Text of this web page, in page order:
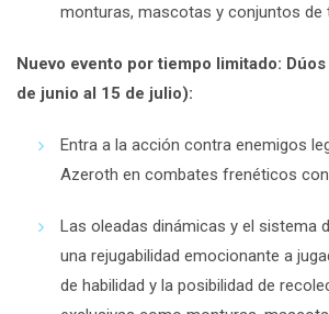
monturas, mascotas y conjuntos de
Nuevo evento por tiempo limitado:
de junio al 15 de julio):
Entra a la acción contra enemigos
Azeroth en combates frenéticos
Las oleadas dinámicas y el sistema
una rejugabilidad emocionante a
de habilidad y la posibilidad de